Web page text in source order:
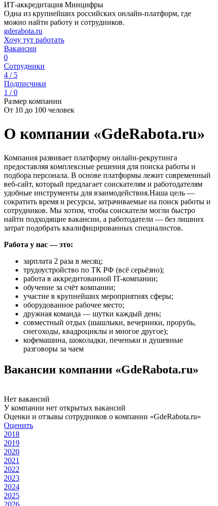
ИТ-аккредитация Минцифры
Одна из крупнейших российских онлайн-платформ, где
можно найти работу и сотрудников.
gderabota.ru
Хочу тут работать
Вакансии
0
Сотрудники
4 / 5
Подписчики
1 / 0
Размер компании
От 10 до 100 человек
О компании «GdeRabota.ru»
Компания развивает платформу онлайн-рекрутинга
предоставляя комплексные решения для поиска работы и
подбора персонала. В основе платформы лежит современный
веб-сайт, который предлагает соискателям и работодателям
удобные инструменты для взаимодействия.Наша цель —
сократить время и ресурсы, затрачиваемые на поиск работы и
сотрудников. Мы хотим, чтобы соискатели могли быстро
найти подходящие вакансии, а работодатели — без лишних
затрат подобрать квалифицированных специалистов.
Работа у нас — это:
зарплата 2 раза в месяц;
трудоустройство по ТК РФ (всё серьёзно);
работа в аккредитованной IT-компании;
обучение за счёт компании;
участие в крупнейших мероприятиях сферы;
оборудованное рабочее место;
дружная команда — шутки каждый день;
совместный отдых (шашлыки, вечеринки, прорубь,
снегоходы, квадроциклы и многое другое);
кофемашина, шоколадки, печеньки и душевные
разговоры за чаем
Вакансии компании «GdeRabota.ru»
Нет вакансий
У компании нет открытых вакансий
Оценки и отзывы сотрудников о компании «GdeRabota.ru»
Оценить
2018
2019
2020
2021
2022
2023
2024
2025
2026